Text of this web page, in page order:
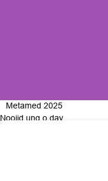
Metamed 2025
Nooijd ung o day